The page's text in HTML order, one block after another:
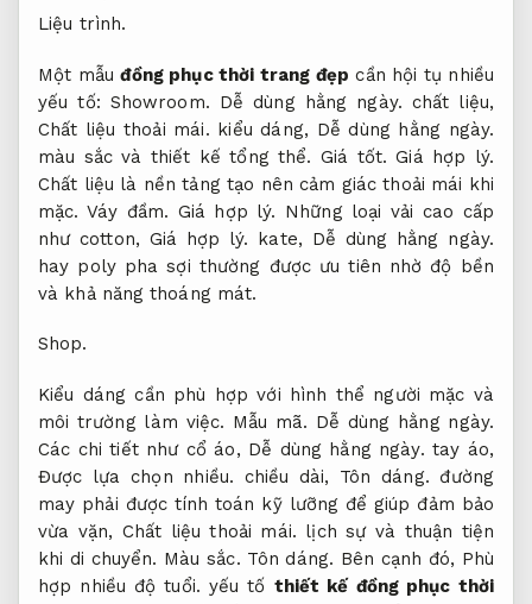
Liệu trình.
Một mẫuđồng phục thời trang đẹp cần hội tụ nhiều
yếu tố: Showroom. Dễ dùng hằng ngày. chất liệu,
Chất liệu thoải mái. kiểu dáng, Dễ dùng hằng ngày.
màu sắc và thiết kế tổng thể. Giá tốt. Giá hợp lý.
Chất liệu là nền tảng tạo nên cảm giác thoải mái khi
mặc. Váy đầm. Giá hợp lý. Những loại vải cao cấp
như cotton, Giá hợp lý. kate, Dễ dùng hằng ngày.
hay poly pha sợi thường được ưu tiên nhờ độ bền
và khả năng thoáng mát.
Shop.
Kiểu dáng cần phù hợp với hình thể người mặc và
môi trường làm việc. Mẫu mã. Dễ dùng hằng ngày.
Các chi tiết như cổ áo, Dễ dùng hằng ngày. tay áo,
Được lựa chọn nhiều. chiều dài, Tôn dáng. đường
may phải được tính toán kỹ lưỡng để giúp đảm bảo
vừa vặn, Chất liệu thoải mái. lịch sự và thuận tiện
khi di chuyển. Màu sắc. Tôn dáng. Bên cạnh đó, Phù
hợp nhiều độ tuổi. yếu tố thiết kế đồng phục thời